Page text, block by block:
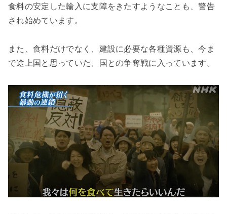
食料の安定した輸入に支障をきたすようなことも、警告
され始めています。
また、食料だけでなく、建設に必要な各種資源も、今ま
で途上国と思っていた、国との争奪戦に入っています。